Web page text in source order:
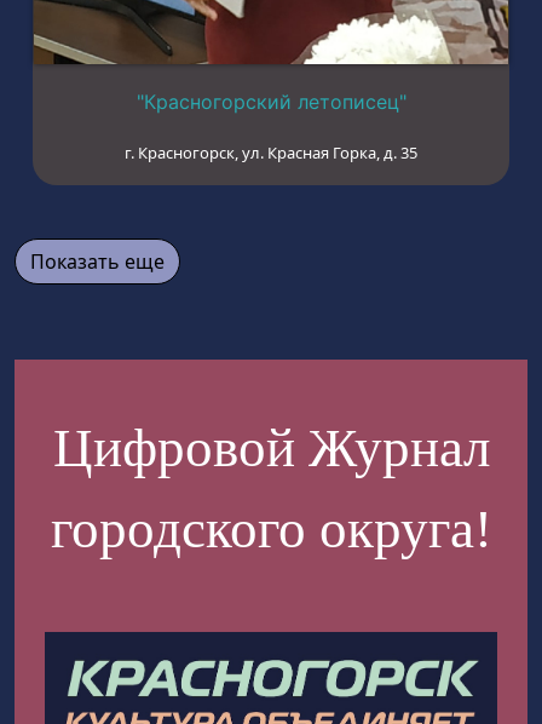
"Красногорский летописец"
г. Красногорск, ул. Красная Горка, д. 35
Показать еще
Цифровой Журнал
городского округа!